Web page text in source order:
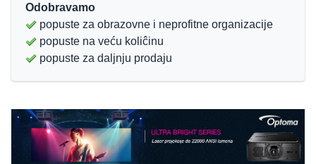
Odobravamo
popuste za obrazovne i neprofitne organizacije
popuste na veću koliĉinu
popuste za daljnju prodaju